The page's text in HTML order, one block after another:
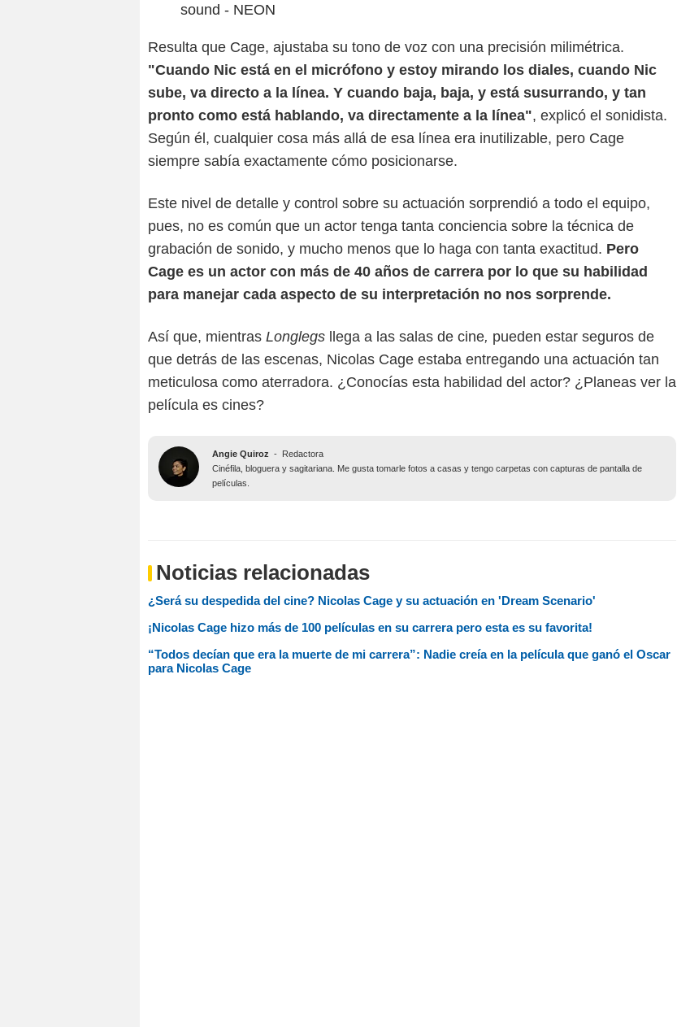
sound - NEON
Resulta que Cage, ajustaba su tono de voz con una precisión milimétrica.
"Cuando Nic está en el micrófono y estoy mirando los diales, cuando Nic
sube, va directo a la línea. Y cuando baja, baja, y está susurrando, y tan
pronto como está hablando, va directamente a la línea", explicó el sonidista.
Según él, cualquier cosa más allá de esa línea era inutilizable, pero Cage
siempre sabía exactamente cómo posicionarse.
Este nivel de detalle y control sobre su actuación sorprendió a todo el equipo,
pues, no es común que un actor tenga tanta conciencia sobre la técnica de
grabación de sonido, y mucho menos que lo haga con tanta exactitud. Pero
Cage es un actor con más de 40 años de carrera por lo que su habilidad
para manejar cada aspecto de su interpretación no nos sorprende.
Así que, mientras Longlegs llega a las salas de cine, pueden estar seguros de
que detrás de las escenas, Nicolas Cage estaba entregando una actuación tan
meticulosa como aterradora. ¿Conocías esta habilidad del actor? ¿Planeas ver la
película es cines?
Angie Quiroz - Redactora
Cinéfila, bloguera y sagitariana. Me gusta tomarle fotos a casas y tengo carpetas con capturas de pantalla de
películas.
Noticias relacionadas
¿Será su despedida del cine? Nicolas Cage y su actuación en 'Dream Scenario'
¡Nicolas Cage hizo más de 100 películas en su carrera pero esta es su favorita!
“Todos decían que era la muerte de mi carrera”: Nadie creía en la película que ganó el Oscar
para Nicolas Cage